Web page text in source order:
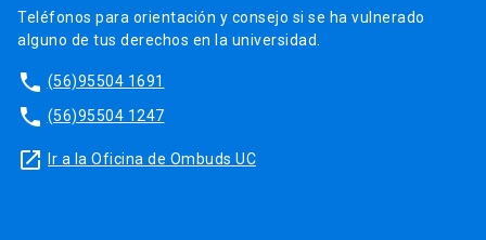
Teléfonos para orientación y consejo si se ha vulnerado
alguno de tus derechos en la universidad.
phone (56)95504 1691
phone (56)95504 1247
launch Ir a la Oficina de Ombuds UC